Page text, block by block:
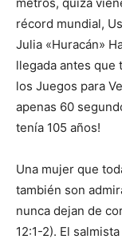
récord mundial,
Julia «Huracán»
llegada antes que
los Juegos para
apenas 60
tenía 105 años!
Una mujer que
también son
nunca dejan de
12:1-2). El